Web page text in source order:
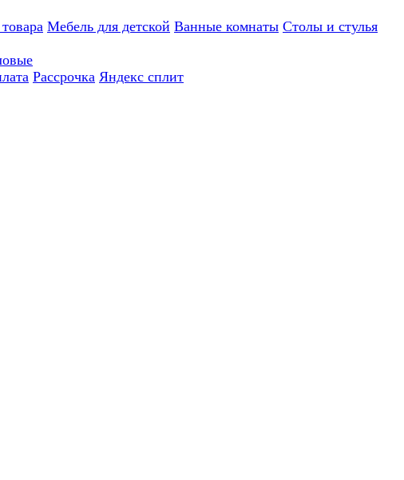
Мебель для детской Ванные комнаты Столы и стулья
Рассрочка Яндекс сплит